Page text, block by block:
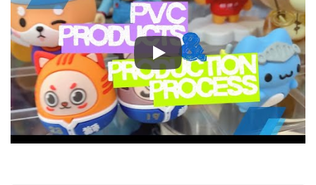
Lähes 40 vuoden ajan Jin